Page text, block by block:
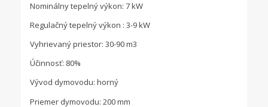
Nominálny tepelný výkon: 7 kW
Regulačný tepelný výkon : 3-9 kW
Vyhrievaný priestor: 30-90 m3
Účinnosť: 80%
Vývod dymovodu: horný
Priemer dymovodu: 200 mm